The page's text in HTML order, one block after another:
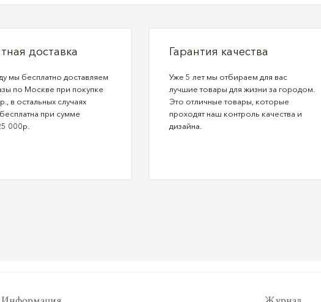
доставка
мы бесплатно доставляем
по Москве при покупке
в остальных случаях
при сумме
000р.
Гарантия качества
Уже 5 лет мы отбираем для вас
лучшие товары для жизни за городом.
Это отличные товары, которые
проходят наш контроль качества и
дизайна.